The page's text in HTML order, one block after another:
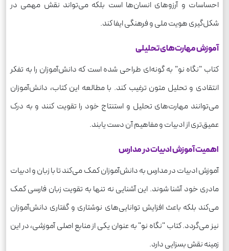
احساسات و آرزوهای انسان‌ها است بلکه می‌تواند نقش مهمی در
شکل‌گیری هویت ملی و فرهنگی ایفا کند.
آموزش مهارت‌های تحلیلی
کتاب "نگاه نو" به گونه‌ای طراحی شده است که دانش‌آموزان را به تفکر
انتقادی و تحلیل متون ترغیب کند. با مطالعه این کتاب، دانش‌آموزان
می‌توانند مهارت‌های تحلیل و استنتاج خود را تقویت کنند و به درک
عمیق‌تری از ادبیات و مفاهیم آن دست یابند.
اهمیت آموزش ادبیات در مدارس
آموزش ادبیات در مدارس به دانش‌آموزان کمک می‌کند تا با زبان و ادبیات
مادری خود آشنا شوند. این آشنایی نه تنها به تقویت زبان فارسی کمک
می‌کند بلکه باعث افزایش توانایی‌های نوشتاری و گفتاری دانش‌آموزان
نیز می‌گردد. کتاب "نگاه نو" به عنوان یکی از منابع اصلی آموزشی، در این
زمینه نقش بسزایی دارد.